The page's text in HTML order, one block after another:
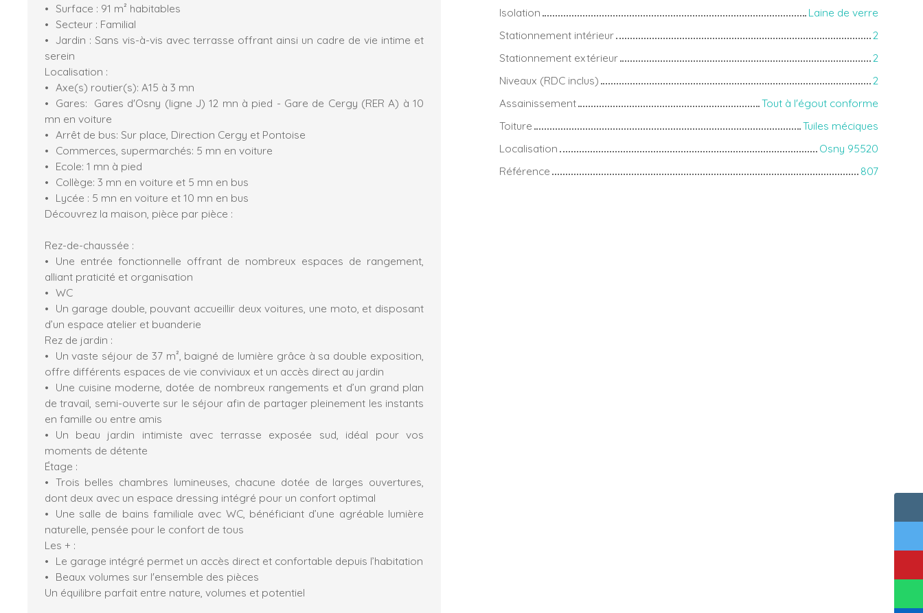
Surface : 91 m² habitables
Secteur : Familial
Jardin : Sans vis-à-vis avec terrasse offrant ainsi un cadre de vie intime et
serein
Localisation :
Axe(s) routier(s): A15 à 3 mn
Gares: Gares d'Osny (ligne J) 12 mn à pied - Gare de Cergy (RER A) à 10
mn en voiture
Arrêt de bus: Sur place, Direction Cergy et Pontoise
Commerces, supermarchés: 5 mn en voiture
Ecole: 1 mn à pied
Collège: 3 mn en voiture et 5 mn en bus
Lycée : 5 mn en voiture et 10 mn en bus
Découvrez la maison, pièce par pièce :
Rez-de-chaussée :
Une entrée fonctionnelle offrant de nombreux espaces de rangement,
alliant praticité et organisation
WC
Un garage double, pouvant accueillir deux voitures, une moto, et disposant
d’un espace atelier et buanderie
Rez de jardin :
Un vaste séjour de 37 m², baigné de lumière grâce à sa double exposition,
offre différents espaces de vie conviviaux et un accès direct au jardin
Une cuisine moderne, dotée de nombreux rangements et d’un grand plan
de travail, semi-ouverte sur le séjour afin de partager pleinement les instants
en famille ou entre amis
Un beau jardin intimiste avec terrasse exposée sud, idéal pour vos
moments de détente
Étage :
Trois belles chambres lumineuses, chacune dotée de larges ouvertures,
dont deux avec un espace dressing intégré pour un confort optimal
Une salle de bains familiale avec WC, bénéficiant d’une agréable lumière
naturelle, pensée pour le confort de tous
Les + :
Le garage intégré permet un accès direct et confortable depuis l’habitation
Beaux volumes sur l'ensemble des pièces
Un équilibre parfait entre nature, volumes et potentiel
Isolation
Laine de verre
Stationnement intérieur
2
Stationnement extérieur
2
Niveaux (RDC inclus)
2
Assainissement
Tout à l'égout conforme
Toiture
Tuiles méciques
Localisation
Osny 95520
Référence
807